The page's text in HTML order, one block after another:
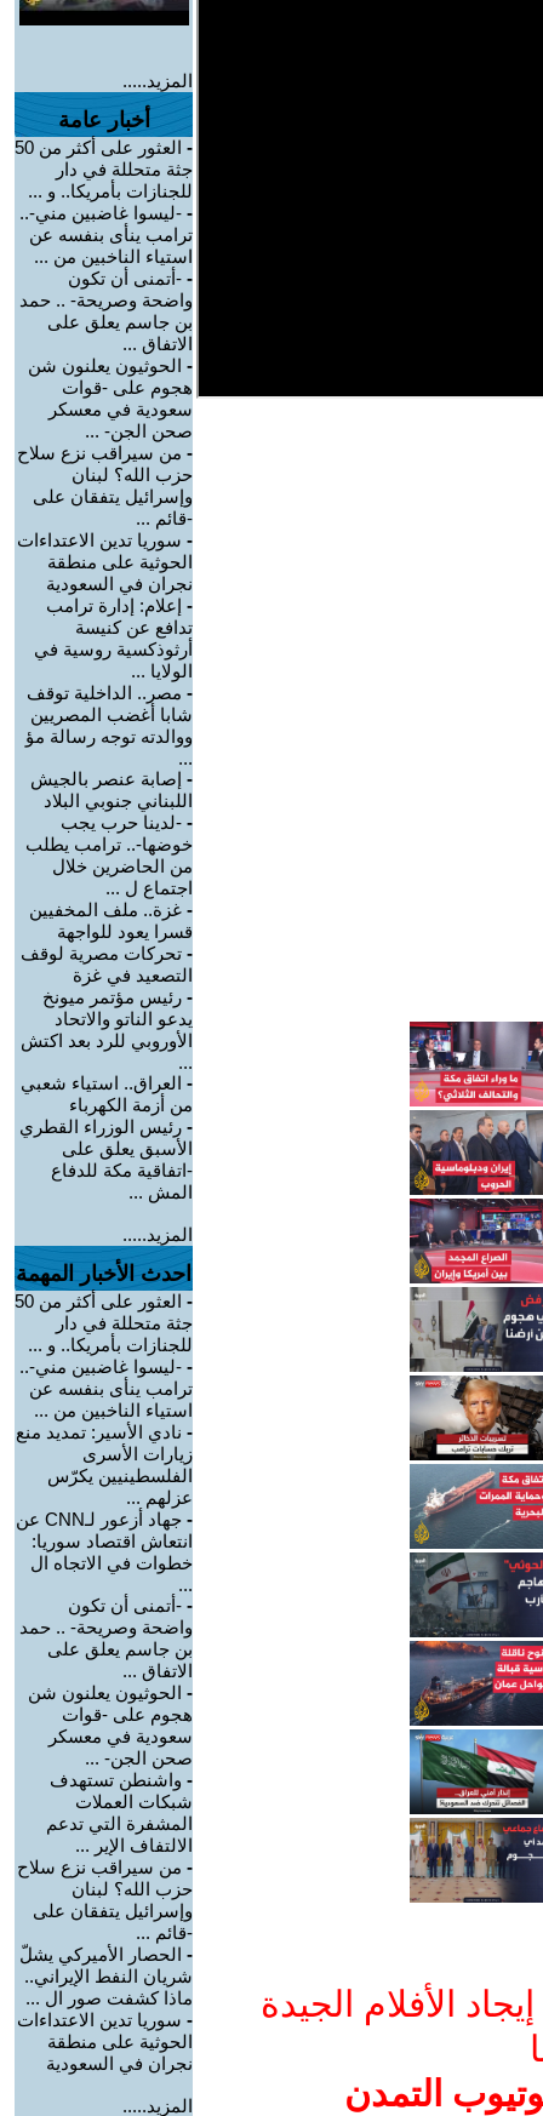
الأفلام الجيدة
التمدن
المزيد.....
أخبار عامة
-
العثور على أكثر من 50
جثة متحللة في دار
للجنازات بأمريكا.. و ...
- -ليسوا غاضبين مني-..
ترامب ينأى بنفسه عن
استياء الناخبين من ...
- -أتمنى أن تكون
واضحة وصريحة- .. حمد
بن جاسم يعلق على
الاتفاق ...
- الحوثيون يعلنون شن
هجوم على -قوات
سعودية في معسكر
صحن الجن- ...
- من سيراقب نزع سلاح
حزب الله؟ لبنان
وإسرائيل يتفقان على
-قائم ...
- سوريا تدين الاعتداءات
الحوثية على منطقة
نجران في السعودية
- إعلام: إدارة ترامب
تدافع عن كنيسة
أرثوذكسية روسية في
الولايا ...
- مصر.. الداخلية توقف
شابا أغضب المصريين
ووالدته توجه رسالة مؤ
...
- إصابة عنصر بالجيش
اللبناني جنوبي البلاد
- -لدينا حرب يجب
خوضها-.. ترامب يطلب
من الحاضرين خلال
اجتماع ل ...
- غزة.. ملف المخفيين
قسرا يعود للواجهة
- تحركات مصرية لوقف
التصعيد في غزة
- رئيس مؤتمر ميونخ
يدعو الناتو والاتحاد
الأوروبي للرد بعد اكتش
...
- العراق.. استياء شعبي
من أزمة الكهرباء
- رئيس الوزراء القطري
الأسبق يعلق على
-اتفاقية مكة للدفاع
المش ...
المزيد.....
احدث الأخبار المهمة
-
العثور على أكثر من 50
جثة متحللة في دار
للجنازات بأمريكا.. و ...
- -ليسوا غاضبين مني-..
ترامب ينأى بنفسه عن
استياء الناخبين من ...
- نادي الأسير: تمديد منع
زيارات الأسرى
الفلسطينيين يكرّس
عزلهم ...
-
جهاد أزعور لـCNN عن
انتعاش اقتصاد سوريا:
خطوات في الاتجاه ال
...
- -أتمنى أن تكون
واضحة وصريحة- .. حمد
بن جاسم يعلق على
الاتفاق ...
- الحوثيون يعلنون شن
هجوم على -قوات
سعودية في معسكر
صحن الجن- ...
- واشنطن تستهدف
شبكات العملات
المشفرة التي تدعم
الالتفاف الإير ...
- من سيراقب نزع سلاح
حزب الله؟ لبنان
وإسرائيل يتفقان على
-قائم ...
- الحصار الأميركي يشلّ
شريان النفط الإيراني..
ماذا كشفت صور ال ...
- سوريا تدين الاعتداءات
الحوثية على منطقة
نجران في السعودية
المزيد.....